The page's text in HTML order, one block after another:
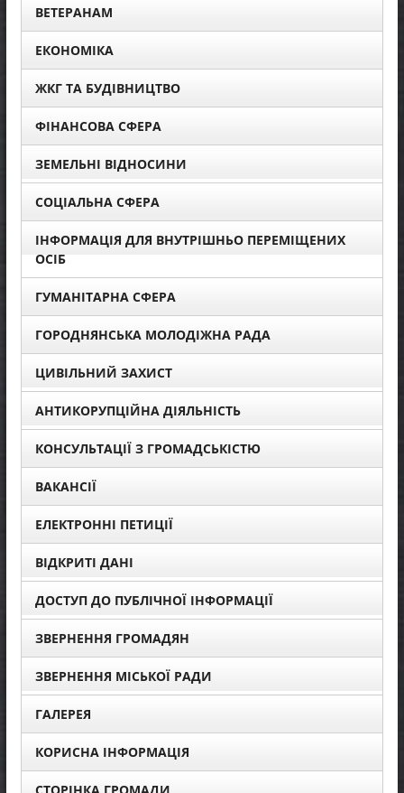
ВЕТЕРАНАМ
ЕКОНОМІКА
ЖКГ ТА БУДІВНИЦТВО
ФІНАНСОВА СФЕРА
ЗЕМЕЛЬНІ ВІДНОСИНИ
СОЦІАЛЬНА СФЕРА
ІНФОРМАЦІЯ ДЛЯ ВНУТРІШНЬО ПЕРЕМІЩЕНИХ
ОСІБ
ГУМАНІТАРНА СФЕРА
ГОРОДНЯНСЬКА МОЛОДІЖНА РАДА
ЦИВІЛЬНИЙ ЗАХИСТ
АНТИКОРУПЦІЙНА ДІЯЛЬНІСТЬ
КОНСУЛЬТАЦІЇ З ГРОМАДСЬКІСТЮ
ВАКАНСІЇ
ЕЛЕКТРОННІ ПЕТИЦІЇ
ВІДКРИТІ ДАНІ
ДОСТУП ДО ПУБЛІЧНОЇ ІНФОРМАЦІЇ
ЗВЕРНЕННЯ ГРОМАДЯН
ЗВЕРНЕННЯ МІСЬКОЇ РАДИ
ГАЛЕРЕЯ
КОРИСНА ІНФОРМАЦІЯ